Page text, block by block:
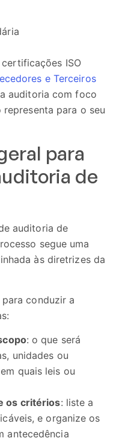
ISO
e Terceiros
auditoria com foco
para o seu
para
de
auditoria de
segue uma
às diretrizes da
conduzir a
: o que será
unidades ou
quais leis ou
os critérios: liste a
e organize os
antecedência